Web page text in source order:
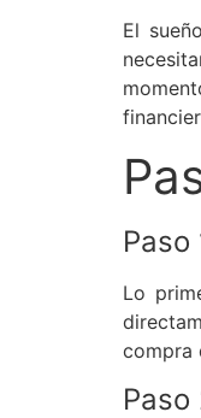
El
Lo
compra